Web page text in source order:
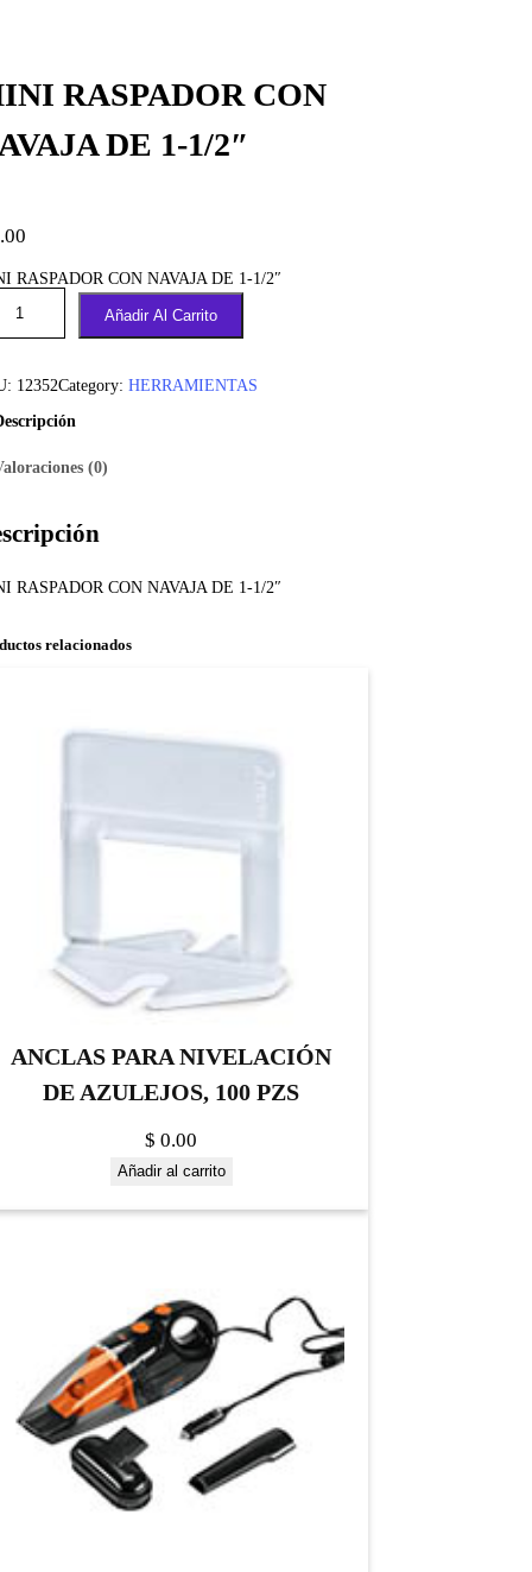
RASPADOR CON
DE 1-1/2″
RASPADOR CON NAVAJA DE 1-1/2″
Añadir Al Carrito
12352Category: HERRAMIENTAS
(0)
RASPADOR CON NAVAJA DE 1-1/2″
relacionados
ANCLAS PARA NIVELACIÓN
DE AZULEJOS, 100 PZS
$ 0.00
Añadir al carrito